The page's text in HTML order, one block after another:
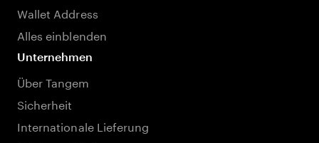
Wallet Address
Alles einblenden
Unternehmen
Über Tangem
Sicherheit
Internationale Lieferung